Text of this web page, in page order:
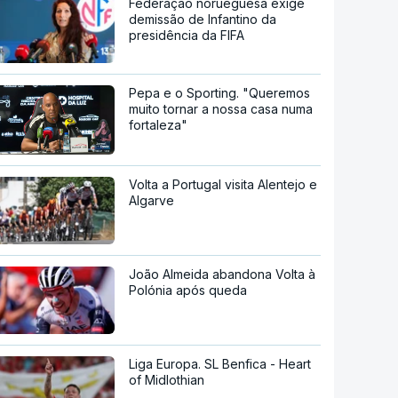
Federação norueguesa exige
demissão de Infantino da
presidência da FIFA
Pepa e o Sporting. "Queremos
muito tornar a nossa casa numa
fortaleza"
Volta a Portugal visita Alentejo e
Algarve
João Almeida abandona Volta à
Polónia após queda
Liga Europa. SL Benfica - Heart
of Midlothian